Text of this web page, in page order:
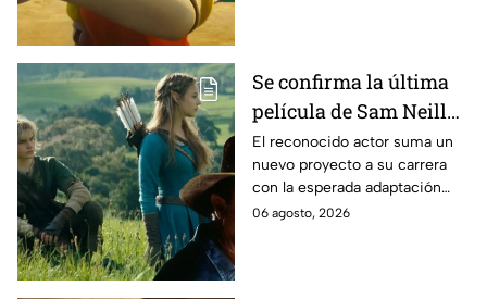
Se confirma la última
película de Sam Neill
antes de morir: esto es
lo que se sabe hasta
ahora
El reconocido actor suma un
nuevo proyecto a su carrera
con la esperada adaptación
cinematográfica del popular
06 agosto, 2026